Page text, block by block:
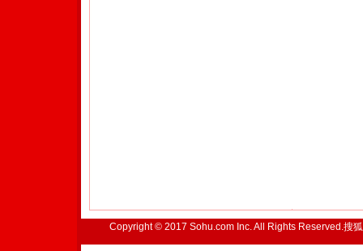
Copyright © 2017 Sohu.com Inc. All Rights Reserved.搜